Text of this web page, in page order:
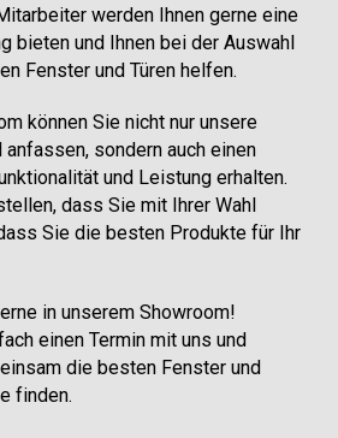
werden Ihnen gerne eine
bieten und Ihnen bei der Auswahl
Fenster und Türen helfen.
können Sie nicht nur unsere
sondern auch einen
und Leistung erhalten.
dass Sie mit Ihrer Wahl
Sie die besten Produkte für Ihr
in unserem Showroom!
einen Termin mit uns und
die besten Fenster und
finden.